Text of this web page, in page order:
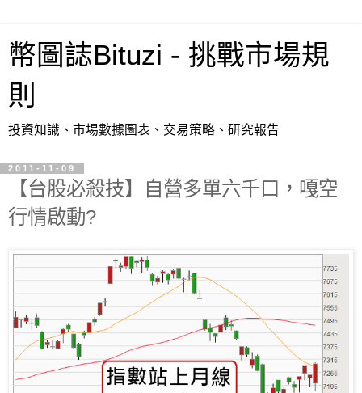
幣圖誌Bituzi - 挑戰市場規
則
投資知識、市場數據圖表、交易策略、研究報告
2011-11-09
【台股必殺技】自營多單六千口，嘎空
行情啟動?